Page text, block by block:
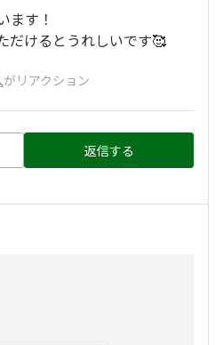
ます！
だけるとうれしいです🥰
がリアクション
返信する